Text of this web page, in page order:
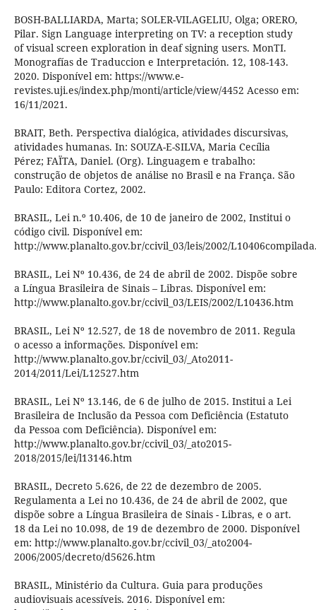
BOSH-BALLIARDA, Marta; SOLER-VILAGELIU, Olga; ORERO,
Pilar. Sign Language interpreting on TV: a reception study
of visual screen exploration in deaf signing users. MonTI.
Monografías de Traduccion e Interpretación. 12, 108-143.
2020. Disponível em: https://www.e-
revistes.uji.es/index.php/monti/article/view/4452 Acesso em:
16/11/2021.
BRAIT, Beth. Perspectiva dialógica, atividades discursivas,
atividades humanas. In: SOUZA-E-SILVA, Maria Cecília
Pérez; FAÏTA, Daniel. (Org). Linguagem e trabalho:
construção de objetos de análise no Brasil e na França. São
Paulo: Editora Cortez, 2002.
BRASIL, Lei n.º 10.406, de 10 de janeiro de 2002, Institui o
código civil. Disponível em:
http://www.planalto.gov.br/ccivil_03/leis/2002/
BRASIL, Lei Nº 10.436, de 24 de abril de 2002. Dispõe sobre
a Língua Brasileira de Sinais – Libras. Disponível em:
http://www.planalto.gov.br/ccivil_03/LEIS/2002/L10436.htm
BRASIL, Lei Nº 12.527, de 18 de novembro de 2011. Regula
o acesso a informações. Disponível em:
http://www.planalto.gov.br/ccivil_03/_Ato2011-
2014/2011/Lei/L12527.htm
BRASIL, Lei Nº 13.146, de 6 de julho de 2015. Institui a Lei
Brasileira de Inclusão da Pessoa com Deficiência (Estatuto
da Pessoa com Deficiência). Disponível em:
http://www.planalto.gov.br/ccivil_03/_ato2015-
2018/2015/lei/l13146.htm
BRASIL, Decreto 5.626, de 22 de dezembro de 2005.
Regulamenta a Lei no 10.436, de 24 de abril de 2002, que
dispõe sobre a Língua Brasileira de Sinais - Libras, e o art.
18 da Lei no 10.098, de 19 de dezembro de 2000. Disponível
em: http://www.planalto.gov.br/ccivil_03/_ato2004-
2006/2005/decreto/d5626.htm
BRASIL, Ministério da Cultura. Guia para produções
audiovisuais acessíveis. 2016. Disponível em: